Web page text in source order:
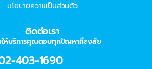
นโยบายความเป็นส่วนตัว
ติดต่อเรา
ห้บริการคุณตอบทุกปัญหาที่สงสัย
403-1690